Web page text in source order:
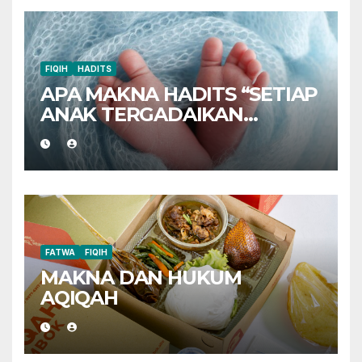
FIQIH HADITS
APA MAKNA HADITS “SETIAP
ANAK TERGADAIKAN
DENGAN AQIQAHNYA”?
FATWA FIQIH
MAKNA DAN HUKUM
AQIQAH